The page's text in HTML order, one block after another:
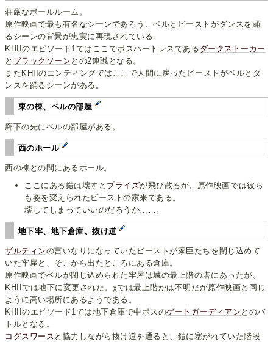
荘厳なボールルーム。
原作映画で最も有名なシーンであろう、ベルとビーストがダンスを踊
るシーンの背景が忠実に再現されている。
KHIIのエピソード1ではここでボスハートレスである ダークストーカー
と ブラックソーン との2連戦となる。
またKHIIのエンディングではここで人間に戻ったビーストがベルとダ
ンスを踊るシーンがある。
東の棟、ベルの部屋
廊下の先にベルの部屋がある。
西のホール
西の棟との間にあるホール。
ここにある鎧は壊すと プライズが飛び散るが、原作映画では彼ら
も姿を変えられたビーストの家来である。
壊してしまっていいのだろうか……。
地下牢、地下倉庫、抜け道
ザルディンの言いなりになっていたビーストが家臣たちを閉じ込めて
いた牢屋と、そこから出たところにある倉庫。
原作映画でベルが閉じ込められた牢屋は城の最上階の塔にあったが、
KHIIでは地下に変更された。χでは最上階かは不明だが原作映画と同じ
ように高い場所にあるようである。
KHIIのエピソード1では地下倉庫で中ボスのゲートガーディアン とのバ
トルとなる。
コグスワース と協力しながら抜け道を通ると、鎧に塞がれていた階段